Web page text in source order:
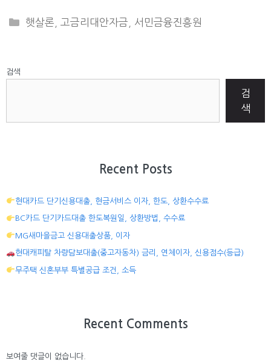
CATEGORIES
햇살론 고금리대안자금 서민금융진흥원
검색
검
색
Recent Posts
현대카드 단기신용대출, 현금서비스 이자, 한도, 상환수수료
BC카드 단기카드대출 한도복원일, 상환방법, 수수료
MG새마을금고 신용대출상품, 이자
현대캐피탈 차량담보대출(중고자동차) 금리, 연체이자, 신용점수(등급)
무주택 신혼부부 특별공급 조건, 소득
Recent Comments
보여줄 댓글이 없습니다.